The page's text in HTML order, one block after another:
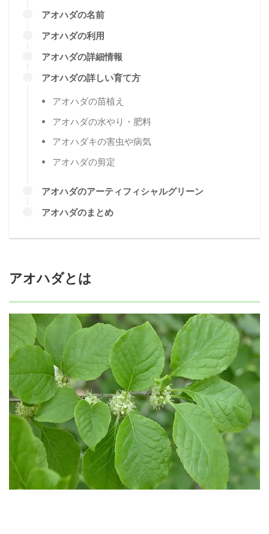
アオハダの名前
アオハダの利用
アオハダの詳細情報
アオハダの詳しい育て方
アオハダの苗植え
アオハダの水やり・肥料
アオハダキの害虫や病気
アオハダの剪定
アオハダのアーティフィシャルグリーン
アオハダのまとめ
アオハダとは